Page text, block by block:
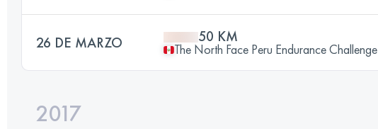
26 DE MARZO 50 KM
The North Face Peru Endurance Challenge
2017